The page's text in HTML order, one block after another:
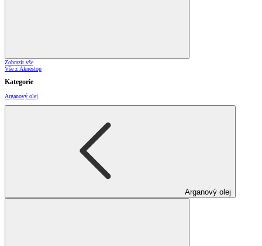
Zobrazit vše
Vše z Aknestop
Kategorie
Arganový olej
Arganový olej